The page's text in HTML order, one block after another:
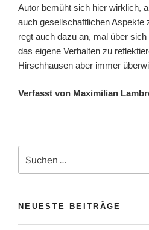
Autor bemüht sich hier wirklich,
auch gesellschaftlichen Aspekte
regt auch dazu an, mal über
das eigene Verhalten zu
Hirschhausen aber immer
Verfasst von Maximilian
nach:
NEUESTE BEITRÄGE